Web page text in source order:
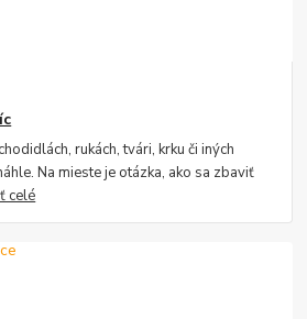
rukách, tvári, krku či iných
Na mieste je otázka, ako sa zbaviť
celé